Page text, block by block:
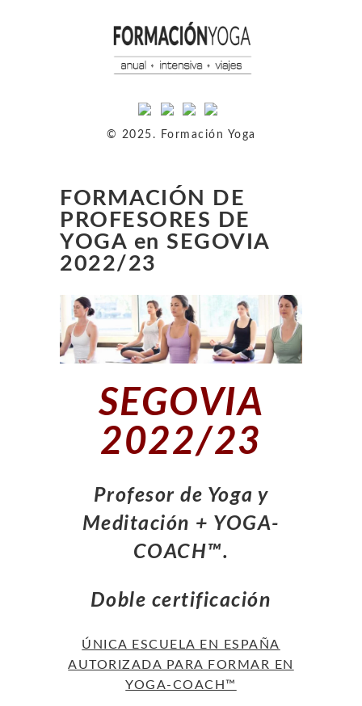
© 2025. Formación Yoga
FORMACIÓN DE
PROFESORES DE
YOGA en SEGOVIA
2022/23
SEGOVIA
2022/23
Profesor de Yoga y
Meditación + YOGA-
COACH™.
Doble certificación
ÚNICA ESCUELA EN ESPAÑA
AUTORIZADA PARA FORMAR EN
YOGA-COACH™